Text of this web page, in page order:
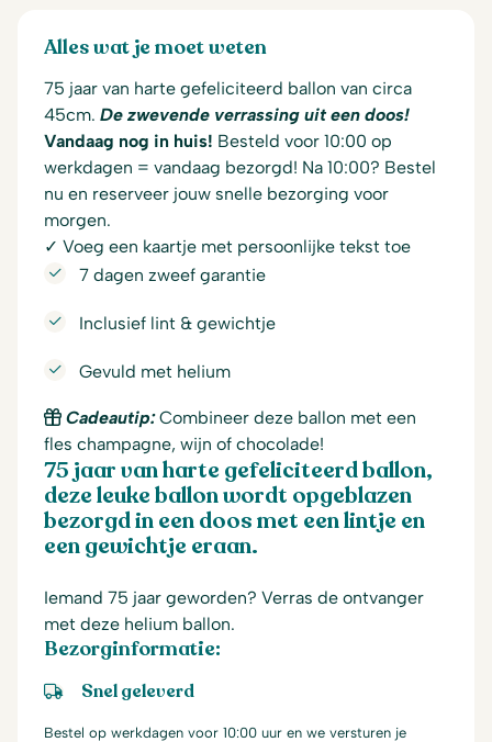
Alles wat je moet weten
75 jaar van harte gefeliciteerd ballon van circa
45cm. De zwevende verrassing uit een doos!
Vandaag nog in huis! Besteld voor 10:00 op
werkdagen = vandaag bezorgd! Na 10:00? Bestel
nu en reserveer jouw snelle bezorging voor
morgen.
✓ Voeg een kaartje met persoonlijke tekst toe
7 dagen zweef garantie
Inclusief lint & gewichtje
Gevuld met helium
Cadeautip:Combineer deze ballon met een
fles champagne, wijn of chocolade!
75 jaar van harte gefeliciteerd ballon,
deze leuke ballon wordt opgeblazen
bezorgd in een doos met een lintje en
een gewichtje eraan.
Iemand 75 jaar geworden? Verras de ontvanger
met deze helium ballon.
Bezorginformatie:
Snel geleverd
Bestel op werkdagen voor 10:00 uur en we versturen je